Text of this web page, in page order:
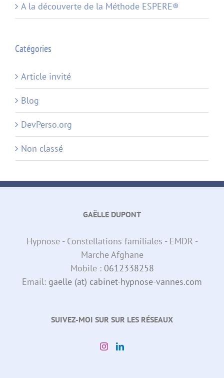
A la découverte de la Méthode ESPERE®
Catégories
Article invité
Blog
DevPerso.org
Non classé
GAËLLE DUPONT
Hypnose - Constellations familiales - EMDR -
Marche Afghane
Mobile : 0612338258
Email: gaelle (at) cabinet-hypnose-vannes.com
SUIVEZ-MOI SUR SUR LES RÉSEAUX